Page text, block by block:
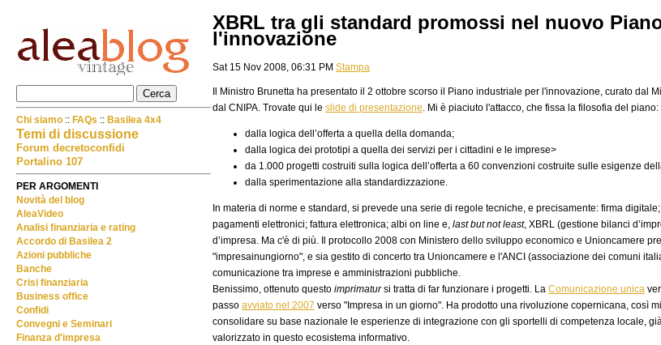
XBRL tra gli standard promossi nel nuovo
l'innovazione
Sat 15 Nov 2008, 06:31 PM Stampa
Il Ministro Brunetta ha presentato il 2 ottobre scorso il Piano industriale per l'innovazione, curato dal
dal CNIPA. Trovate qui le slide di presentazione. Mi è piaciuto l'attacco, che fissa la filosofia del piano:
dalla logica dell’offerta a quella della domanda;
dalla logica dei prototipi a quella dei servizi per i cittadini e le imprese>
da 1.000 progetti costruiti sulla logica dell’offerta a 60 convenzioni costruite sulle esigenze
dalla sperimentazione alla standardizzazione.
In materia di norme e standard, si prevede una serie di regole tecniche, e precisamente: firma
pagamenti elettronici; fattura elettronica; albi on line e, last but not least, XBRL (gestione bilanci
d’impresa. Ma c'è di più. Il protocollo 2008 con Ministero dello sviluppo economico e Unioncamere
"impresainungiorno", e sia gestito di concerto tra Unioncamere e l'ANCI (associazione dei comuni
comunicazione tra imprese e amministrazioni pubbliche.
Benissimo, ottenuto questo imprimatursi tratta di far funzionare i progetti. La Comunicazione unica
passo avviato nel 2007 verso "Impresa in un giorno". Ha prodotto una rivoluzione copernicana, così
consolidare su base nazionale le esperienze di integrazione con gli sportelli di competenza locale,
valorizzato in questo ecosistema informativo.
Chi siamo :: FAQs :: Basilea 4x4
Temi di discussione
Forum decretoconfidi
Portalino 107
PER ARGOMENTI
Novità del blog
AleaVideo
Analisi finanziaria e rating
Accordo di Basilea 2
Azioni pubbliche
Banche
Crisi finanziaria
Business office
Confidi
Convegni e Seminari
Finanza d'impresa